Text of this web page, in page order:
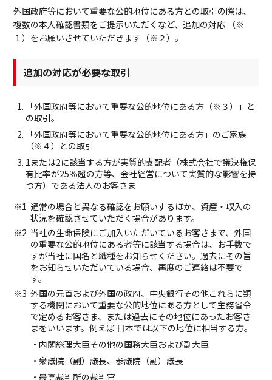
外国政府等において重要な公的地位にある方との取引の際は、
複数の本人確認書類をご提示いただくなど、追加の対応 （※
１）をお願いさせていただきます（※２）。
追加の対応が必要な取引
「外国政府等において重要な公的地位にある方（※３）」と
の取引。
「外国政府等において重要な公的地位にある方」のご家族
（※４）との取引
1または2に該当する方が実質的支配者（株式会社で議決権保
有比率が25％超の方等、会社経営について実質的な影響を持
つ方）である法人のお客さま
通常の場合と異なる確認をお願いするほか、資産・収入の
状況を確認させていただく場合があります。
当社の生命保険にご加入いただいているお客さまで、外国
の重要な公的地位にある者等に該当する場合は、お手数で
すが当社に国名と職種をお知らせください。過去にその旨
をお知らせいただいている場合、再度のご連絡は不要で
す。
外国の元首および外国の政府、中央銀行その他これらに類
する機関において重要な公的地位にある方として主務省令
で定めるお客さま、または過去にその地位にあったお客さ
まをいいます。例えば 日本では以下の地位に相当する方。
内閣総理大臣その他の国務大臣および副大臣
衆議院（副）議長、参議院（副）議長
最高裁判所の裁判官